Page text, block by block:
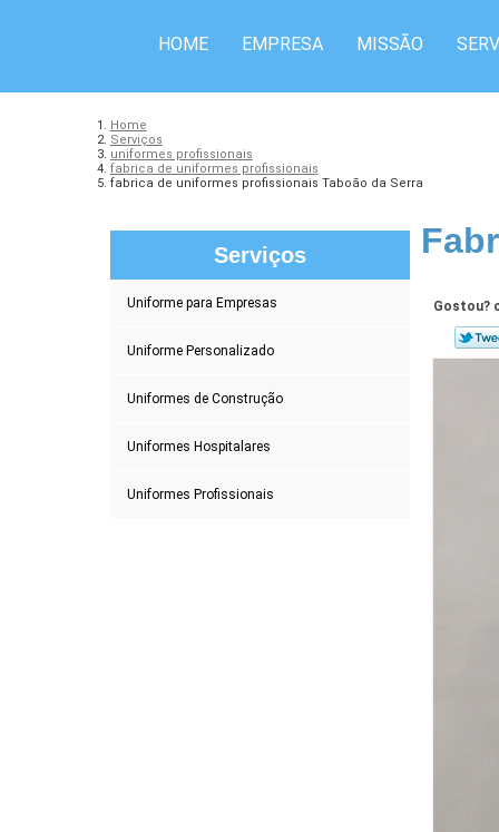
HOME EMPRESA MISSÃO
Home
Serviços
uniformes profissionais
fabrica de uniformes profissionais
fabrica de uniformes profissionais Taboão da Serra
Serviços
Uniforme para Empresas
Uniforme Personalizado
Uniformes de Construção
Uniformes Hospitalares
Uniformes Profissionais
Gostou?